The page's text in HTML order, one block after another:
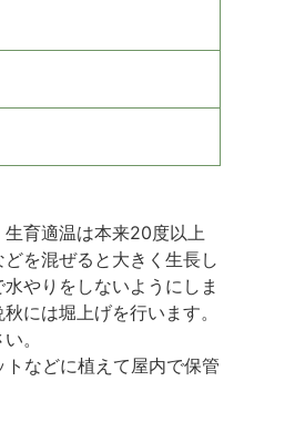
育適温は本来20度以上
を混ぜると大きく生長し
やりをしないようにしま
には堀上げを行います。
。
などに植えて屋内で保管